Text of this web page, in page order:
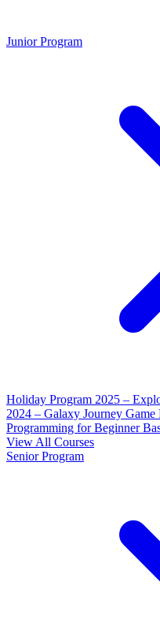
Junior Program
Holiday Program 2025 –
2024 – Galaxy Journey Game
Programming for Beginner
View All Courses
Senior Program